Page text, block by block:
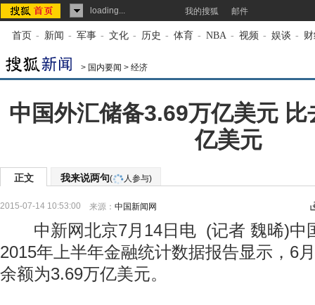
loading... 我的搜狐 邮件
首页 - 新闻 - 军事 - 文化 - 历史 - 体育 - NBA - 视频 - 娱谈 -
> 国内要闻 > 经济
中国外汇储备3.69万亿美元
亿美元
正文 我来说两句( 人参与)
2015-07-14 10:53:00 来源： 中国新闻网
中新网北京7月14日电 (记者 魏晞)中
2015年上半年金融统计数据报告显示，6
余额为3.69万亿美元。